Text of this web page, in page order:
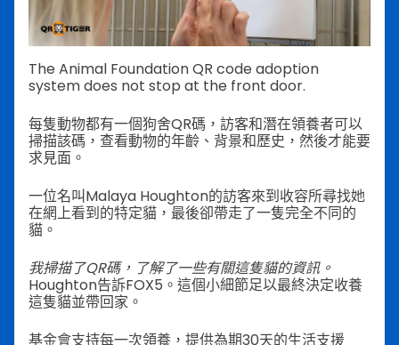
The Animal Foundation QR code adoption
system does not stop at the front door.
每隻動物都有一個狗舍QR碼，訪客和潛在領養者可以
掃描該碼，查看動物的年齡、背景和歷史，然後才能要
求見面。
一位名叫Malaya Houghton的訪客來到收容所尋找她
在網上看到的特定貓，最後卻帶走了一隻完全不同的
貓。
我掃描了QR碼，了解了一些有關這隻貓的資訊。
Houghton告訴FOX5。這個小細節足以最終決定收養
這隻貓並帶回家。
基金會支持每一次領養，提供為期30天的生活支援